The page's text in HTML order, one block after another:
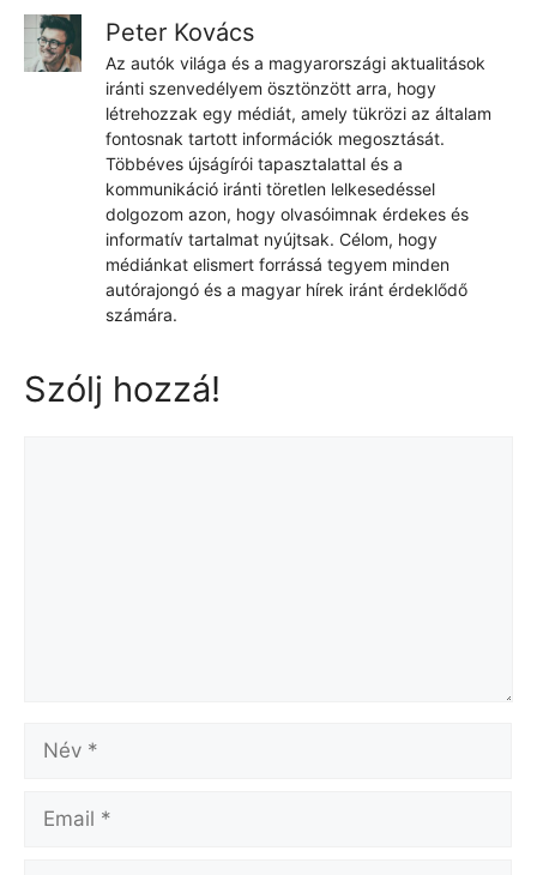
Peter Kovács
Az autók világa és a magyarországi aktualitások
iránti szenvedélyem ösztönzött arra, hogy
létrehozzak egy médiát, amely tükrözi az általam
fontosnak tartott információk megosztását.
Többéves újságírói tapasztalattal és a
kommunikáció iránti töretlen lelkesedéssel
dolgozom azon, hogy olvasóimnak érdekes és
informatív tartalmat nyújtsak. Célom, hogy
médiánkat elismert forrássá tegyem minden
autórajongó és a magyar hírek iránt érdeklődő
számára.
Szólj hozzá!
Név
Email